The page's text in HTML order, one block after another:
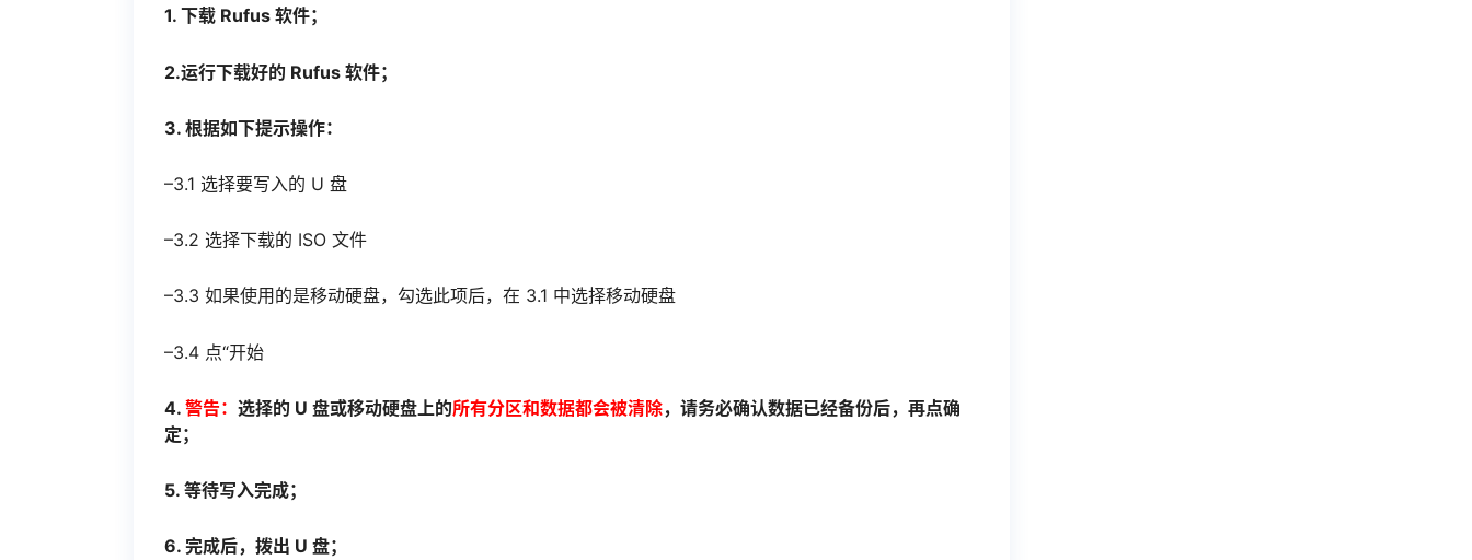
1. 下载 Rufus 软件；
2.运行下载好的 Rufus 软件；
3. 根据如下提示操作：
–3.1 选择要写入的 U 盘
–3.2 选择下载的 ISO 文件
–3.3 如果使用的是移动硬盘，勾选此项后，在 3.1 中选择移动硬盘
–3.4 点“开始
4. 警告： 选择的 U 盘或移动硬盘上的所有分区和数据都会被清除，请务必确认数据已经备份后，再点确
定；
5. 等待写入完成；
6. 完成后，拨出 U 盘；